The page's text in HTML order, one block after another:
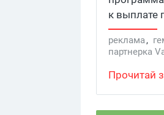
к выплате
+500 USD
за
реклама,
партнерка
Прочитай